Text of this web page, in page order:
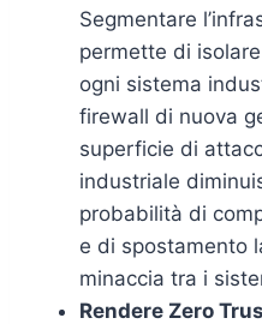
Segmentare
permette di
ogni sistema
firewall di nuova
superficie di
industriale
probabilità di
e di spostamento
minaccia tra i
Rendere Zero